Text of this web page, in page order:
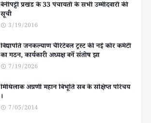
बेनीपट्टी प्रखंड के 33 पंचायतों के सभी उम्मीदवारों की
सूची
3/19/2016
विद्यापति जनकल्याण चैरिटेबल ट्रस्ट की नई कोर कमेटी
का गठन, कार्यकारी अध्यक्ष बनें संतोष झा
7/19/2026
मिथिलाक अग्रणी महान बिभूति सब के संक्षिप्त परिचय
।
7/05/2014